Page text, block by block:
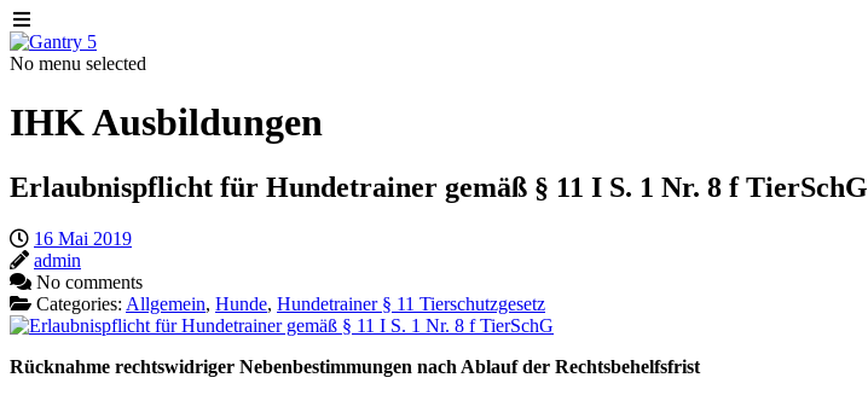
No menu selected
IHK Ausbildungen
Erlaubnispflicht für Hundetrainer gemäß § 11 I S. 1 Nr. 8 f TierSchG
16 Mai 2019
admin
No comments
Categories: Allgemein, Hunde, Hundetrainer § 11 Tierschutzgesetz
Rücknahme rechtswidriger Nebenbestimmungen nach Ablauf der Rechtsbehelfsfrist